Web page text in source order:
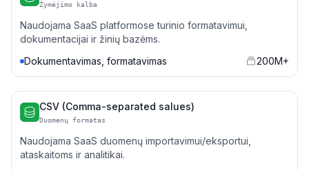
Žymėjimo kalba
Naudojama SaaS platformose turinio formatavimui,
dokumentacijai ir žinių bazėms.
Dokumentavimas, formatavimas
200M+
CSV (Comma-separated salues)
Duomenų formatas
Naudojama SaaS duomenų importavimui/eksportui,
ataskaitoms ir analitikai.